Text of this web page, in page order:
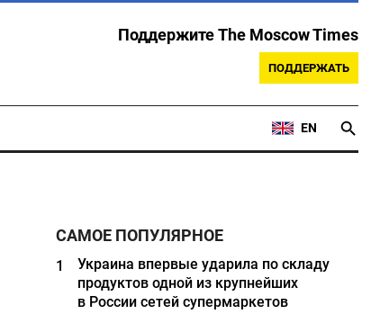
Поддержите The Moscow Times
ПОДДЕРЖАТЬ
EN
САМОЕ ПОПУЛЯРНОЕ
1
Украина впервые ударила по складу
продуктов одной из крупнейших
в России сетей супермаркетов